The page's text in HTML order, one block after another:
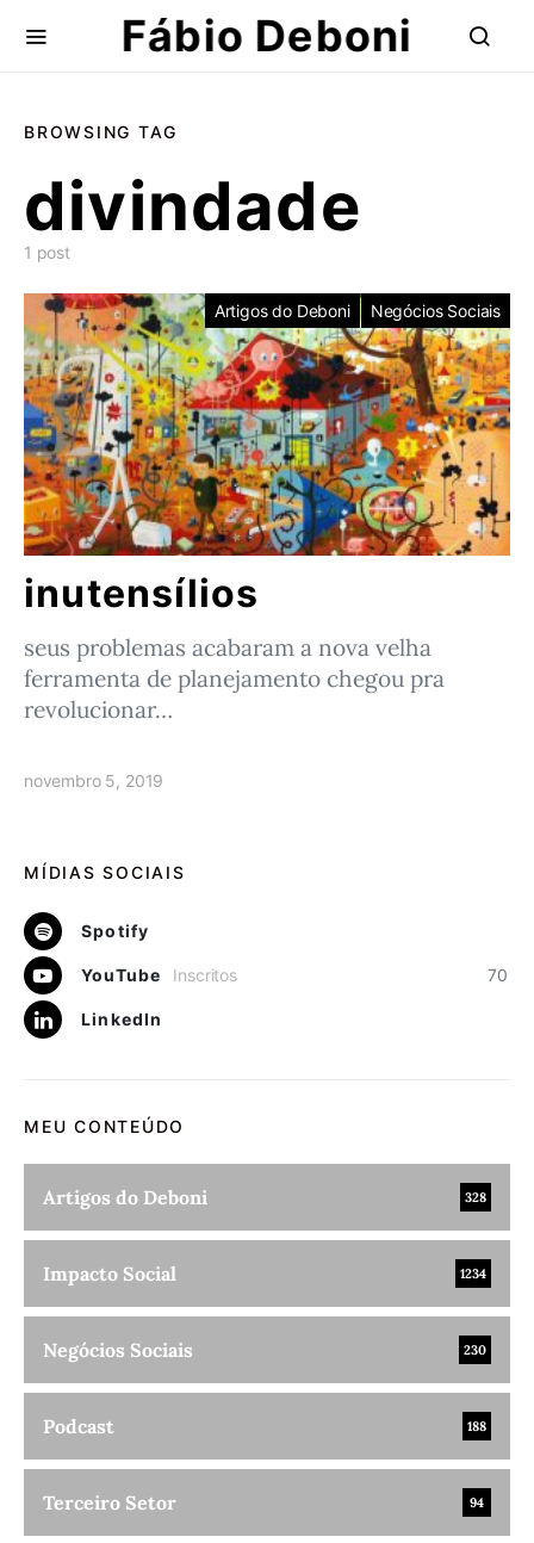
Fábio Deboni
BROWSING TAG
divindade
1 post
Artigos do Deboni Negócios Sociais
inutensílios
seus problemas acabaram a nova velha
ferramenta de planejamento chegou pra
revolucionar…
novembro 5, 2019
MÍDIAS SOCIAIS
Spotify
YouTube 70
Inscritos
LinkedIn
MEU CONTEÚDO
Artigos do Deboni 328
Impacto Social 1234
Negócios Sociais 230
Podcast 188
Terceiro Setor 94